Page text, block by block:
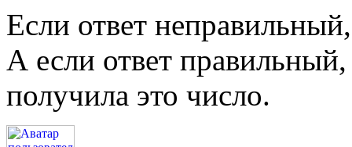
Если ответ
А если ответ
получила это число.